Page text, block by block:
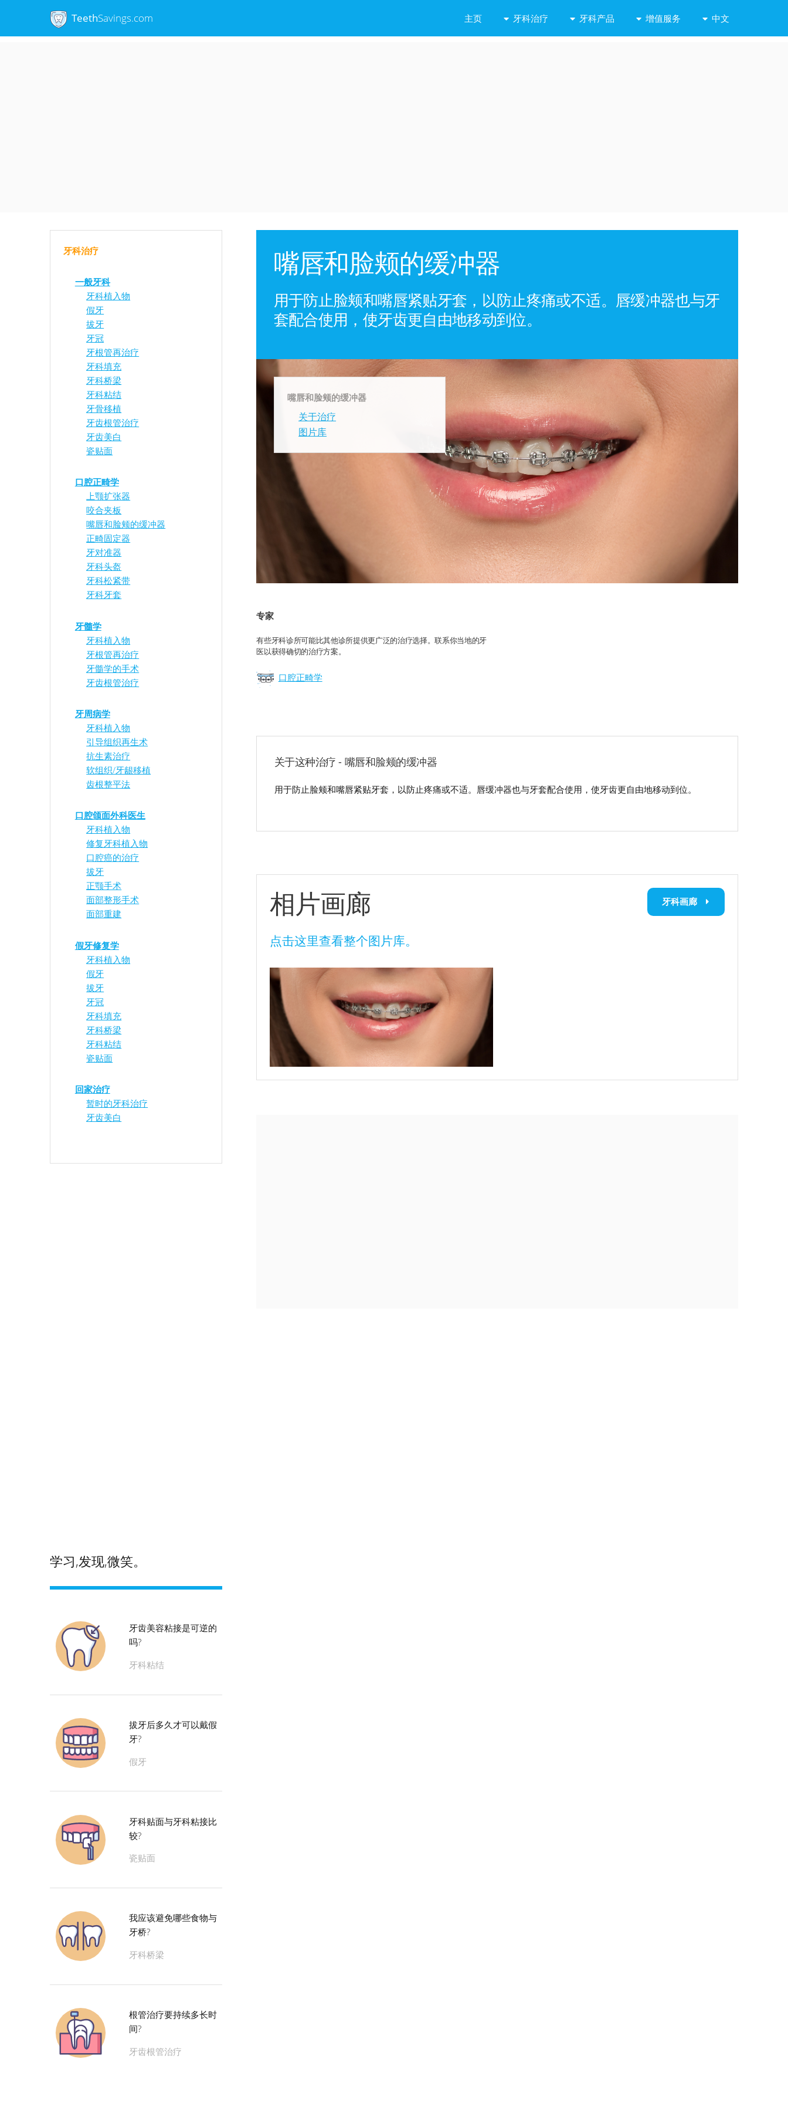
TeethSavings.com 主页 牙科治疗 牙科产品 增值服务 中文
牙科治疗
一般牙科
牙科植入物
假牙
拔牙
牙冠
牙根管再治疗
牙科填充
牙科桥梁
牙科粘结
牙骨移植
牙齿根管治疗
牙齿美白
瓷贴面
口腔正畸学
上颚扩张器
咬合夹板
嘴唇和脸颊的缓冲器
正畸固定器
牙对准器
牙科头盔
牙科松紧带
牙科牙套
牙髓学
牙科植入物
牙根管再治疗
牙髓学的手术
牙齿根管治疗
牙周病学
牙科植入物
引导组织再生术
抗生素治疗
软组织/牙龈移植
齿根整平法
口腔颌面外科医生
牙科植入物
修复牙科植入物
口腔癌的治疗
拔牙
正颚手术
面部整形手术
面部重建
假牙修复学
牙科植入物
假牙
拔牙
牙冠
牙科填充
牙科桥梁
牙科粘结
瓷贴面
回家治疗
暂时的牙科治疗
牙齿美白
学习,发现,微笑。
牙齿美容粘接是可逆的
吗?
牙科粘结
拔牙后多久才可以戴假
牙?
假牙
牙科贴面与牙科粘接比
较?
瓷贴面
我应该避免哪些食物与
牙桥?
牙科桥梁
根管治疗要持续多长时
间?
牙齿根管治疗
嘴唇和脸颊的缓冲器
用于防止脸颊和嘴唇紧贴牙套，以防止疼痛或不适。唇缓冲器也与牙
套配合使用，使牙齿更自由地移动到位。
嘴唇和脸颊的缓冲器
关于治疗
图片库
专家
有些牙科诊所可能比其他诊所提供更广泛的治疗选择。联系你当地的牙
医以获得确切的治疗方案。
口腔正畸学
关于这种治疗 - 嘴唇和脸颊的缓冲器
用于防止脸颊和嘴唇紧贴牙套，以防止疼痛或不适。唇缓冲器也与牙套配合使用，使牙齿更自由地移动到位。
相片画廊
点击这里查看整个图片库。
牙科画廊